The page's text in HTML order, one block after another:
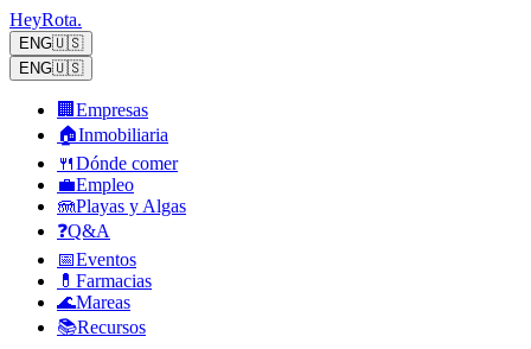
HeyRota.
ENG🇺🇸
ENG🇺🇸
🏢 Empresas
🏠Inmobiliaria
🍴Dónde comer
💼Empleo
🪼Playas y Algas
❓Q&A
📅Eventos
💊 Farmacias
🌊Mareas
📚Recursos